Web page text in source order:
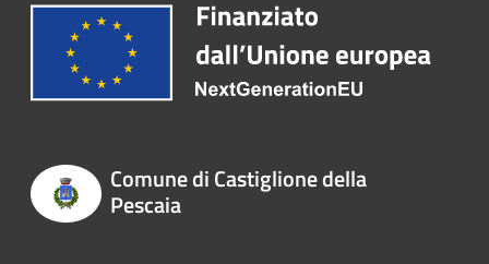
Comune di Castiglione della
Pescaia